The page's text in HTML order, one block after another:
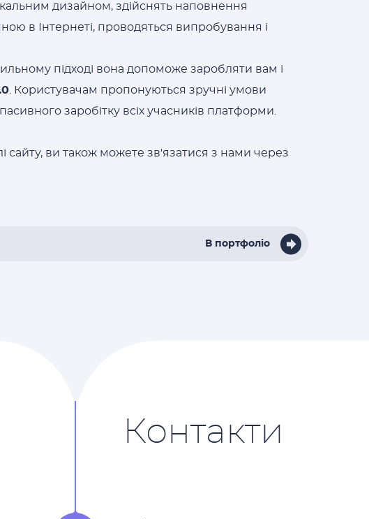
дизайном, здійснять наповнення
в Інтернеті, проводяться випробування і
підході вона допоможе заробляти вам і
. Користувачам пропонуються зручні умови
заробітку всіх учасників платформи.
сайту, ви також можете зв'язатися з нами через
В портфоліо
Контакти